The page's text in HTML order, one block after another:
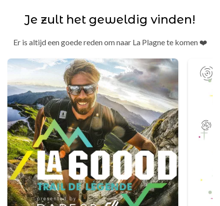
Je zult het geweldig vinden!
Er is altijd een goede reden om naar La Plagne te komen ❤️